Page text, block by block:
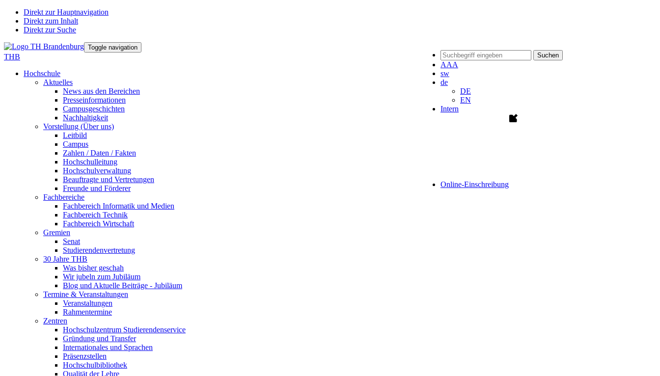
Direkt zur Hauptnavigation
Direkt zum Inhalt
Direkt zur Suche
Suchen
AAA
sw
de
DE
EN
Intern
Online-Einschreibung
Toggle navigation
THB
Hochschule
Aktuelles
News aus den Bereichen
Presseinformationen
Campusgeschichten
Nachhaltigkeit
Vorstellung (Über uns)
Leitbild
Campus
Zahlen / Daten / Fakten
Hochschulleitung
Hochschulverwaltung
Beauftragte und Vertretungen
Freunde und Förderer
Fachbereiche
Fachbereich Informatik und Medien
Fachbereich Technik
Fachbereich Wirtschaft
Gremien
Senat
Studierendenvertretung
30 Jahre THB
Was bisher geschah
Wir jubeln zum Jubiläum
Blog und Aktuelle Beiträge - Jubiläum
Termine & Veranstaltungen
Veranstaltungen
Rahmentermine
Zentren
Hochschulzentrum Studierendenservice
Gründung und Transfer
Internationales und Sprachen
Präsenzstellen
Hochschulbibliothek
Qualität der Lehre